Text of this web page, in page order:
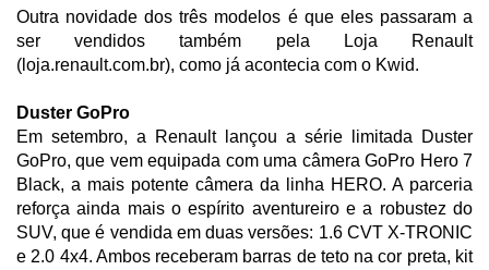
Outra novidade dos três modelos é que eles passaram a
ser vendidos também pela Loja Renault
(loja.renault.com.br), como já acontecia com o Kwid.
Duster GoPro
Em setembro, a Renault lançou a série limitada Duster
GoPro, que vem equipada com uma câmera GoPro Hero 7
Black, a mais potente câmera da linha HERO. A parceria
reforça ainda mais o espírito aventureiro e a robustez do
SUV, que é vendida em duas versões: 1.6 CVT X-TRONIC
e 2.0 4x4. Ambos receberam barras de teto na cor preta, kit